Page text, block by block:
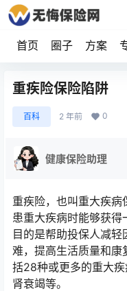
首页 圈子 方案
重疾险保险陷阱
百科 2 年前 0
健康保险助理
重疾险，也叫重大疾
患重大疾病时能够获
目的是帮助投保人减
难，提高生活质量和康
括28种或更多的重大疾
肾衰竭等。